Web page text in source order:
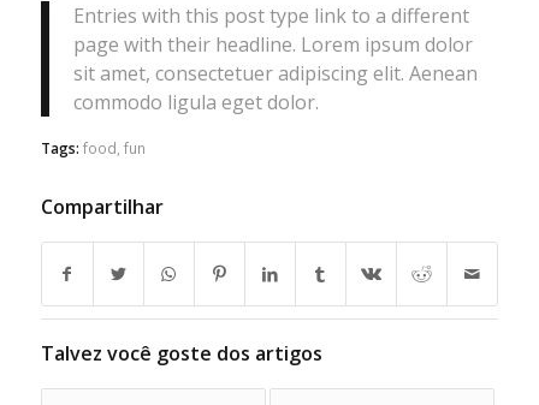
Entries with this post type link to a different
page with their headline. Lorem ipsum dolor
sit amet, consectetuer adipiscing elit. Aenean
commodo ligula eget dolor.
Tags: food fun
Compartilhar
Talvez você goste dos artigos